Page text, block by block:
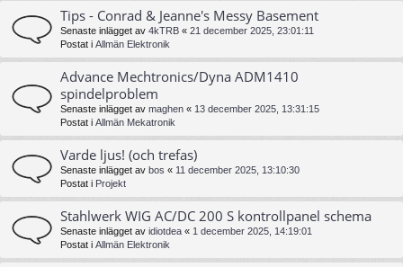
Tips - Conrad & Jeanne's Messy Basement
Senaste inlägget av 4kTRB « 21 december 2025, 23:01:11
Postat i Allmän Elektronik
Advance Mechtronics/Dyna ADM1410
spindelproblem
Senaste inlägget av maghen « 13 december 2025, 13:31:15
Postat i Allmän Mekatronik
Varde ljus! (och trefas)
Senaste inlägget av bos « 11 december 2025, 13:10:30
Postat i Projekt
Stahlwerk WIG AC/DC 200 S kontrollpanel schema
Senaste inlägget av idiotdea « 1 december 2025, 14:19:01
Postat i Allmän Elektronik